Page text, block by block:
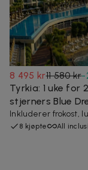
8 495 kr11 580 kr-
Tyrkia: 1 uke for
stjerners Blue
Inkluderer frokost,
8 kjøpte All